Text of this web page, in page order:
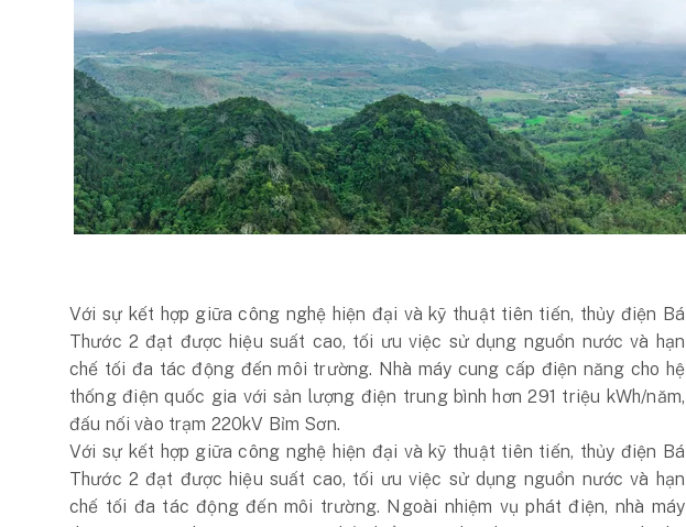
Với sự kết hợp giữa công nghệ hiện đại và kỹ thuật tiên tiến, thủy điện Bá
Thước 2 đạt được hiệu suất cao, tối ưu việc sử dụng nguồn nước và hạn
chế tối đa tác động đến môi trường. Nhà máy cung cấp điện năng cho hệ
thống điện quốc gia với sản lượng điện trung bình hơn 291 triệu kWh/năm,
đấu nối vào trạm 220kV Bỉm Sơn.
Với sự kết hợp giữa công nghệ hiện đại và kỹ thuật tiên tiến, thủy điện Bá
Thước 2 đạt được hiệu suất cao, tối ưu việc sử dụng nguồn nước và hạn
chế tối đa tác động đến môi trường. Ngoài nhiệm vụ phát điện, nhà máy